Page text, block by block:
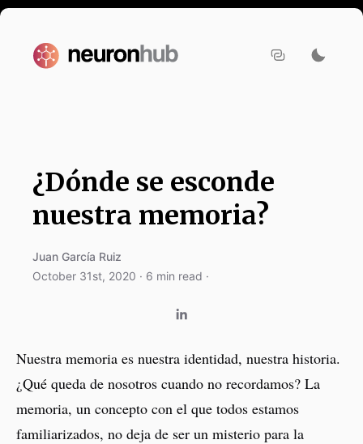
¿Dónde se esconde
nuestra memoria?
Juan García Ruiz
October 31st, 2020 · 6 min read ·
Nuestra memoria es nuestra identidad, nuestra historia.
¿Qué queda de nosotros cuando no recordamos? La
memoria, un concepto con el que todos estamos
familiarizados, no deja de ser un misterio para la